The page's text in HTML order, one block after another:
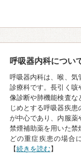
呼吸器内科につい
呼吸器内科は、喉、気
診療科です。長引く咳
像診断や肺機能検査な
じめとする呼吸器疾
が中心であり、内服薬
禁煙補助薬を用いた禁
どの重症疾患の場合
【続きを読む】